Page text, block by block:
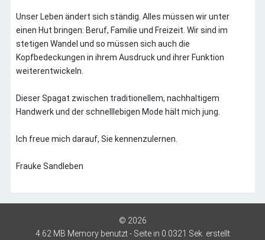
Unser Leben ändert sich ständig. Alles müssen wir unter
einen Hut bringen: Beruf, Familie und Freizeit. Wir sind im
stetigen Wandel und so müssen sich auch die
Kopfbedeckungen in ihrem Ausdruck und ihrer Funktion
weiterentwickeln.
Dieser Spagat zwischen traditionellem, nachhaltigem
Handwerk und der schnelllebigen Mode hält mich jung.
Ich freue mich darauf, Sie kennenzulernen.
Frauke Sandleben
© 2026
4.62 MB Memory benutzt - Seite in 0.0321 Sek. erstellt